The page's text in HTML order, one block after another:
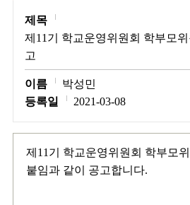
제목
제11기 학교운영위원회 학부모
고
이름
박성민
등록일
2021-03-08
제11기 학교운영위원회 학부모
붙임과 같이 공고합니다.